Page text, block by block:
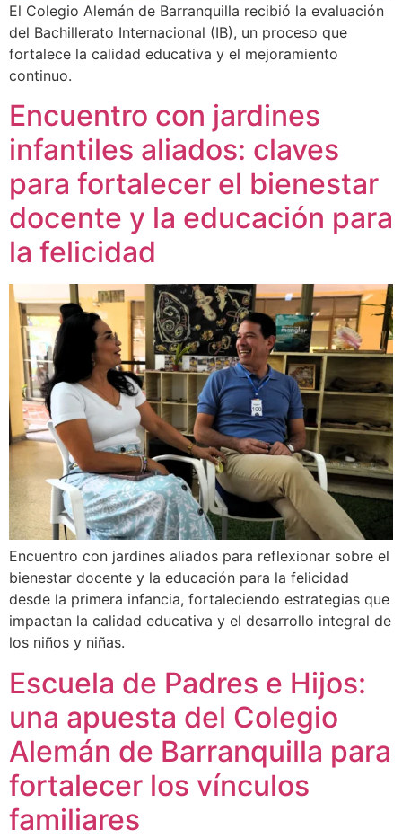
El Colegio Alemán de Barranquilla recibió la evaluación
del Bachillerato Internacional (IB), un proceso que
fortalece la calidad educativa y el mejoramiento
continuo.
Encuentro con jardines
infantiles aliados: claves
para fortalecer el bienestar
docente y la educación para
la felicidad
Encuentro con jardines aliados para reflexionar sobre el
bienestar docente y la educación para la felicidad
desde la primera infancia, fortaleciendo estrategias que
impactan la calidad educativa y el desarrollo integral de
los niños y niñas.
Escuela de Padres e Hijos:
una apuesta del Colegio
Alemán de Barranquilla para
fortalecer los vínculos
familiares